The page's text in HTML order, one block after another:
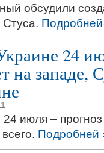
обсудили
24
на
24 июля –
Подробней